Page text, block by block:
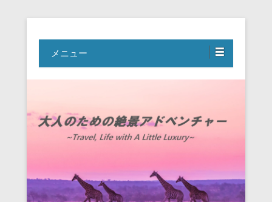
大人のための絶景アドベンチャー
メニュー